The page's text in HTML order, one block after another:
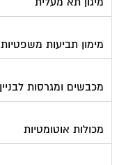
מימון תביעות משפטיות
מכבשים ומגרסות לבניין
מכולות אוטומטיות
מנעולן